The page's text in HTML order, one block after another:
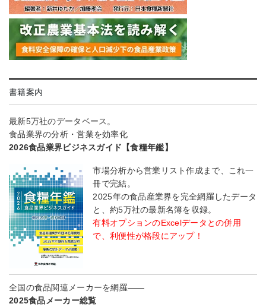
書籍案内
最新5万社のデータベース。
食品業界の分析・営業を効率化
2026食品業界ビジネスガイド【食糧年鑑】
市場分析から営業リスト作成まで、これ一
冊で完結。
2025年の食品産業界を完全網羅したデータ
と、約5万社の最新名簿を収録。
有料オプションのExcelデータとの併用
で、利便性が格段にアップ！
全国の食品関連メーカーを網羅――
2025食品メーカー総覧